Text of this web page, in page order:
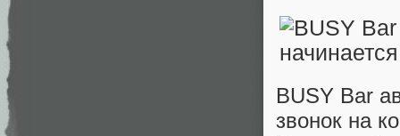
BUSY Bar
звонок на